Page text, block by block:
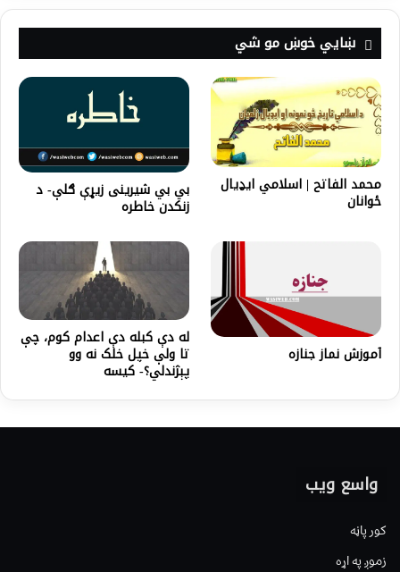
ښايي خوښ مو شي
محمد الفاتح | اسلامي ایډیال
ځوانان بي بي شيرينی زيړې ګلې- د
زنکدن خاطره
آموزش نماز جنازه
له دې کبله دې اعدام کوم، چې
تا ولې خپل خلک نه وو
پېژندلي؟- کیسه
واسع ویب
کور پاڼه
زموږ په اړه